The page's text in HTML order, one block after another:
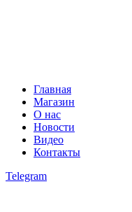
Главная
Магазин
О нас
Новости
Видео
Контакты
Telegram